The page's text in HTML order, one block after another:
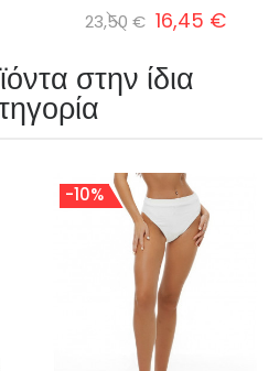
23,50 € 16,45 €
στην ίδια
-10%